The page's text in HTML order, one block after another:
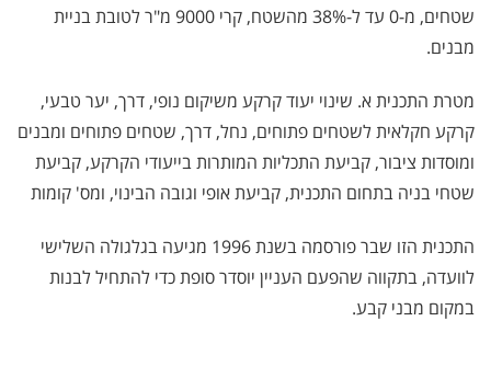
שטחים, מ-0 עד ל-38% מהשטח, קרי 9000 מ"ר לטובת בניית
מבנים.
מטרת התכנית א. שינוי יעוד קרקע משיקום נופי, דרך, יער טבעי,
קרקע חקלאית לשטחים פתוחים, נחל, דרך, שטחים פתוחים ומבנים
ומוסדות ציבור, קביעת התכליות המותרות בייעודי הקרקע, קביעת
שטחי בניה בתחום התכנית, קביעת אופי וגובה הבינוי, ומס' קומות
התכנית הזו שבר פורסמה בשנת 1996 מגיעה בגלגולה השלישי
לוועדה, בתקווה שהפעם העניין יוסדר סופת כדי להתחיל לבנות
במקום מבני קבע.